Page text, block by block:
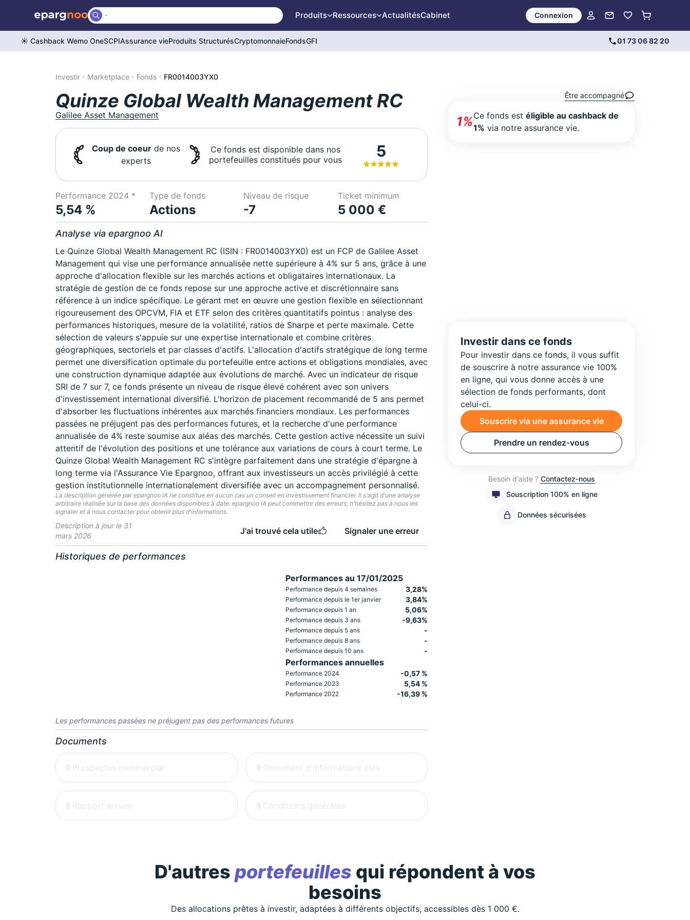
Produits Ressources ActualitésCabinet Connexion
☀️ Cashback Wemo OneSCPIAssurance vieProduits StructurésCryptomonnaieFondsGFI 01 73 06 82 20
Investir Marketplace Fonds FR0014003YX0
Quinze Global Wealth Management RC
Galilee Asset Management
Coup de coeurde nos
experts
Ce fonds est disponible dans nos
portefeuilles constitués pour vous
5
Performance 2024 *
5,54 %
Type de fonds
Actions
Niveau de risque
-7
Ticket minimum
5 000 €
Analyse via epargnoo AI
Le Quinze Global Wealth Management RC (ISIN : FR0014003YX0) est un FCP de Galilee Asset
Management qui vise une performance annualisée nette supérieure à 4% sur 5 ans, grâce à une
approche d'allocation flexible sur les marchés actions et obligataires internationaux. La
stratégie de gestion de ce fonds repose sur une approche active et discrétionnaire sans
référence à un indice spécifique. Le gérant met en œuvre une gestion flexible en sélectionnant
rigoureusement des OPCVM, FIA et ETF selon des critères quantitatifs pointus : analyse des
performances historiques, mesure de la volatilité, ratios de Sharpe et perte maximale. Cette
sélection de valeurs s'appuie sur une expertise internationale et combine critères
géographiques, sectoriels et par classes d'actifs. L'allocation d'actifs stratégique de long terme
permet une diversification optimale du portefeuille entre actions et obligations mondiales, avec
une construction dynamique adaptée aux évolutions de marché. Avec un indicateur de risque
SRI de 7 sur 7, ce fonds présente un niveau de risque élevé cohérent avec son univers
d'investissement international diversifié. L'horizon de placement recommandé de 5 ans permet
d'absorber les fluctuations inhérentes aux marchés financiers mondiaux. Les performances
passées ne préjugent pas des performances futures, et la recherche d'une performance
annualisée de 4% reste soumise aux aléas des marchés. Cette gestion active nécessite un suivi
attentif de l'évolution des positions et une tolérance aux variations de cours à court terme. Le
Quinze Global Wealth Management RC s'intègre parfaitement dans une stratégie d'épargne à
long terme via l'Assurance Vie Epargnoo, offrant aux investisseurs un accès privilégié à cette
gestion institutionnelle internationalement diversifiée avec un accompagnement personnalisé.
La description générée par epargnoo IA ne constitue en aucun cas un conseil en investissement financier. Il s'agit d'une analyse
arbitraire réalisée sur la base des données disponibles à date. epargnoo IA peut commettre des erreurs, n'hésitez pas à nous les
signaler et à nous contacter pour obtenir plus d'informations.
Description à jour le 31
mars 2026
J'ai trouvé cela utile Signaler une erreur
Historiques de performances
Performances au 17/01/2025
Performance depuis 4 semaines 3,28%
Performance depuis le 1er janvier 3,84%
Performance depuis 1 an 5,06%
Performance depuis 3 ans -9,63%
Performance depuis 5 ans -
Performance depuis 8 ans -
Performance depuis 10 ans -
Performances annuelles
Performance 2024 -0,57 %
Performance 2023 5,54 %
Performance 2022 -16,39 %
Les performances passées ne préjugent pas des performances futures
Documents
Prospectus commercial Document d'informations clés
Rapport annuel Conditions générales
Être accompagné
1%Ce fonds estéligible au cashback de
1% via notre assurance vie.
Investir dans ce fonds
Pour investir dans ce fonds, il vous suffit
de souscrire à notre assurance vie 100%
en ligne, qui vous donne accès à une
sélection de fonds performants, dont
celui-ci.
Souscrire via une assurance vie
Prendre un rendez-vous
Besoin d'aide ? Contactez-nous
Souscription 100% en ligne
Données sécurisées
D'autres portefeuilles qui répondent à vos
besoins
Des allocations prêtes à investir, adaptées à différents objectifs, accessibles dès 1 000 €.